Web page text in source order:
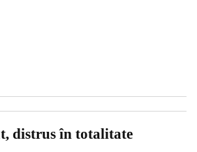
distrus în totalitate